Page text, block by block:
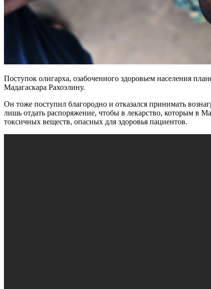
Поступок олигарха, озабоченного здоровьем населения
Мадагаскара Рахоэлину.
Он тоже поступил благородно и отказался принимать вознаг
лишь отдать распоряжение, чтобы в лекарство, которым в
токсичных веществ, опасных для здоровья пациентов.